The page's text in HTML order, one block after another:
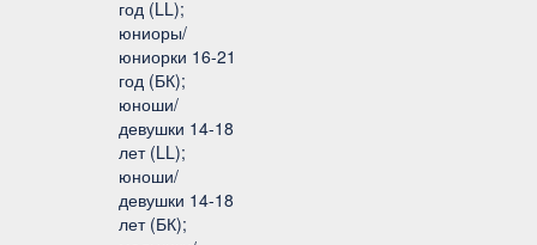
год (LL);
юниоры/
юниорки 16-21
год (БК);
юноши/
девушки 14-18
лет (LL);
юноши/
девушки 14-18
лет (БК);